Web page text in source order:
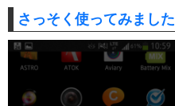
さっそく使ってみました